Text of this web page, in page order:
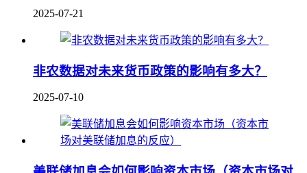
2025-07-21
非农数据对未来货币政策的影响有多大？
2025-07-10